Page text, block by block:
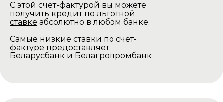
С этой счет-фактурой вы можете
получить кредит по льготной
ставке абсолютно в любом банке.
Самые низкие ставки по счет-
фактуре предоставляет
Беларусбанк и Белагропромбанк